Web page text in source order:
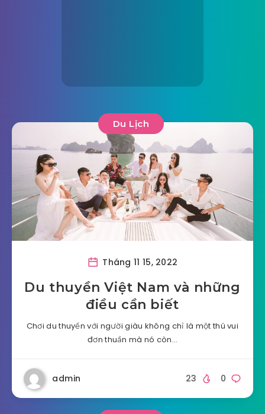
Du Lịch
Tháng 11 15, 2022
Du thuyền Việt Nam và những
điều cần biết
Chơi du thuyền với người giàu không chỉ là một thú vui
đơn thuần mà nó còn…
admin 0
23